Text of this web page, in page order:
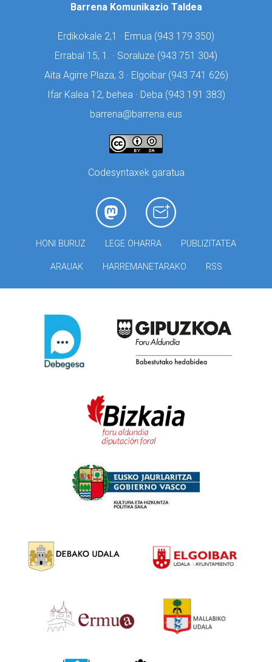
Barrena Komunikazio Taldea
Erdikokale 2,1 · Ermua (943 179 350)
Errabal 15, 1. · Soraluze (943 751 304)
Aita Agirre Plaza, 3 · Elgoibar (943 741 626)
Ifar Kalea 12, behea · Deba (943 191 383)
barrena@barrena.eus
Codesyntaxek garatua
HONI BURUZ LEGE OHARRA PUBLIZITATEA
ARAUAK HARREMANETARAKO RSS